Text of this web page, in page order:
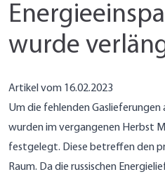
wurde
Artikel vom 16.02.2023
Um die fehlenden Gaslieferungen
wurden im vergangenen Herbst
festgelegt. Diese betreffen den
Raum. Da die russischen